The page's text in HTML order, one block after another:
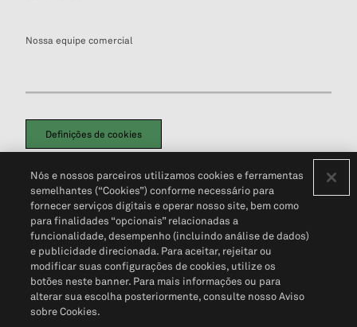
Nossa equipe comercial
Definições de cookies
Política de PrivacidadePortal de privacidade do cliente (em inglês)
Não Venda Minhas Informações Pessoais© 2026 S&P Global
Nós e nossos parceiros utilizamos cookies e ferramentas
semelhantes (“Cookies”) conforme necessário para
fornecer serviços digitais e operar nosso site, bem como
para finalidades “opcionais” relacionadas a
funcionalidade, desempenho (incluindo análise de dados)
e publicidade direcionada. Para aceitar, rejeitar ou
modificar suas configurações de cookies, utilize os
botões neste banner. Para mais informações ou para
alterar sua escolha posteriormente, consulte nosso Aviso
sobre Cookies.